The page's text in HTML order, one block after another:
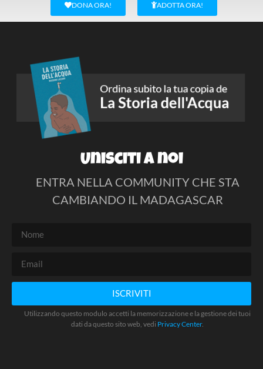
DONA ORA! ADOTTA ORA!
Unisciti a noi
ENTRA NELLA COMMUNITY CHE STA
CAMBIANDO IL MADAGASCAR
ISCRIVITI
Utilizzando questo modulo accetti la memorizzazione e la gestione dei tuoi
dati da questo sito web, vedi Privacy Center.